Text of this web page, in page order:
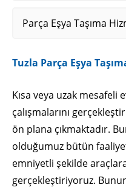
Parça Eşya Taşıma
Tuzla Parça Eşya
Kısa veya uzak mesafeli
çalışmalarını
ön plana çıkmaktadır.
olduğumuz bütün
emniyetli şekilde
gerçekleştiriyoruz.